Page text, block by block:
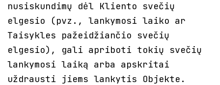
nusiskundimų dėl Kliento svečių
elgesio (pvz., lankymosi laiko ar
Taisykles pažeidžiančio svečių
elgesio), gali apriboti tokių svečių
lankymosi laiką arba apskritai
uždrausti jiems lankytis Objekte.